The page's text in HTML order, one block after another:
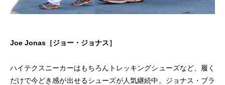
Joe Jonas［ジョー・ジョナス］
ハイテクスニーカーはもちろんトレッキングシューズなど、履く
だけで今どき感が出せるシューズが人気継続中。ジョナス・ブラ